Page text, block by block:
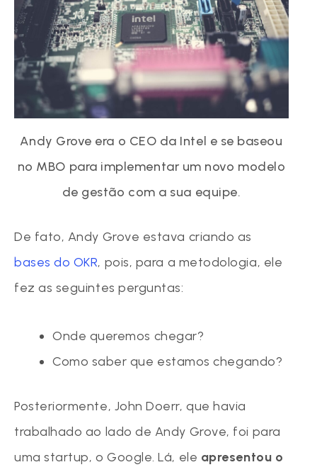
Andy Grove era o CEO da Intel e se baseou
no MBO para implementar um novo modelo
de gestão com a sua equipe.
De fato, Andy Grove estava criando as
bases do OKR, pois, para a metodologia, ele
fez as seguintes perguntas:
Onde queremos chegar?
Como saber que estamos chegando?
Posteriormente, John Doerr, que havia
trabalhado ao lado de Andy Grove, foi para
uma startup, o Google. Lá, ele apresentou o